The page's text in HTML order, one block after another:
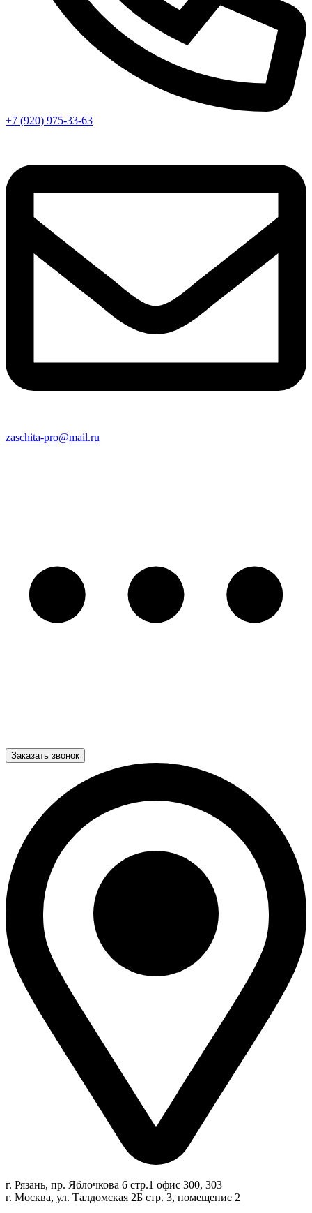
+7 (920) 975-33-63
zaschita-pro@mail.ru
Заказать звонок
г. Рязань, пр. Яблочкова 6 стр.1 офис 300, 303
г. Москва, ул. Талдомская 2Б стр. 3, помещение 2